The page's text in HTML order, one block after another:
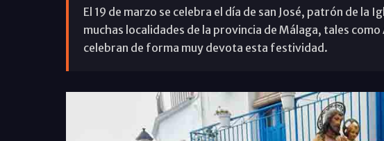
El 19 de marzo se celebra el día de san José, patrón de la
muchas localidades de la provincia de Málaga, tales
celebran de forma muy devota esta festividad.